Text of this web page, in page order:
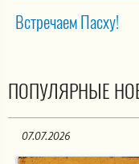
Встречаем Пасху!
ПОПУЛЯРНЫЕ
07.07.2026